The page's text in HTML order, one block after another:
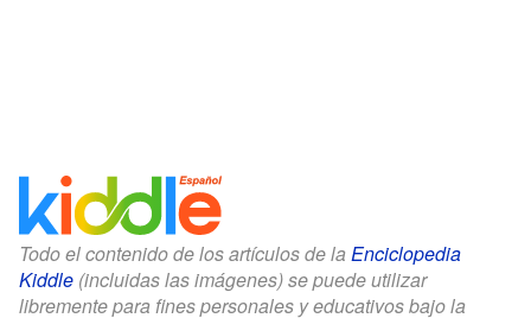
Todo el contenido de los artículos de la Enciclopedia
Kiddle (incluidas las imágenes) se puede utilizar
libremente para fines personales y educativos bajo la